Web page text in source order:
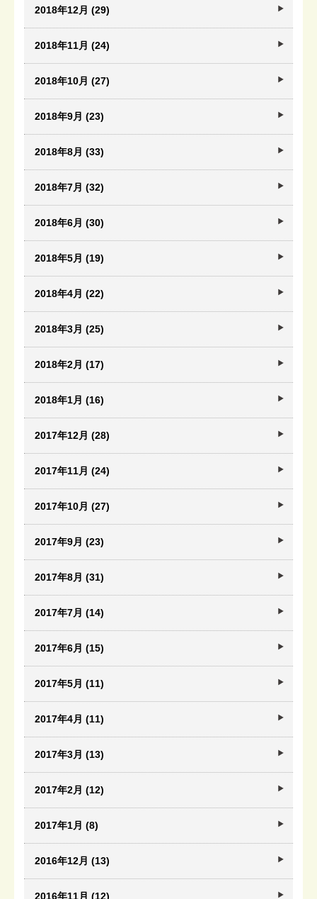
2018年12月 (29)
2018年11月 (24)
2018年10月 (27)
2018年9月 (23)
2018年8月 (33)
2018年7月 (32)
2018年6月 (30)
2018年5月 (19)
2018年4月 (22)
2018年3月 (25)
2018年2月 (17)
2018年1月 (16)
2017年12月 (28)
2017年11月 (24)
2017年10月 (27)
2017年9月 (23)
2017年8月 (31)
2017年7月 (14)
2017年6月 (15)
2017年5月 (11)
2017年4月 (11)
2017年3月 (13)
2017年2月 (12)
2017年1月 (8)
2016年12月 (13)
2016年11月 (12)